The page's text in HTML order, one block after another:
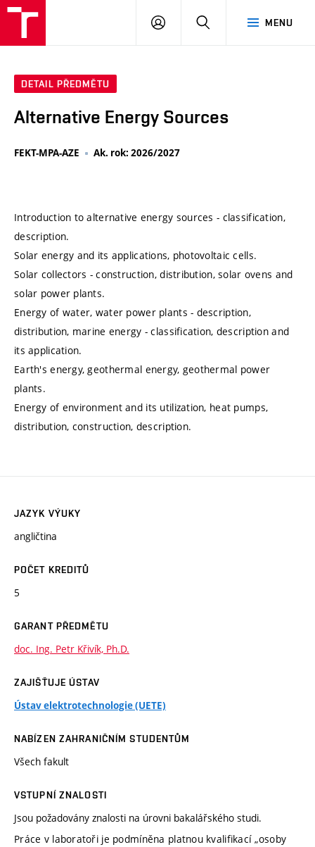
MENU
PŘIHLÁSIT
DETAIL PŘEDMĚTU
Alternative Energy Sources
FEKT-MPA-AZE Ak. rok: 2026/2027
Introduction to alternative energy sources - classification,
description.
Solar energy and its applications, photovoltaic cells.
Solar collectors - construction, distribution, solar ovens and
solar power plants.
Energy of water, water power plants - description,
distribution, marine energy - classification, description and
its application.
Earth's energy, geothermal energy, geothermal power
plants.
Energy of environment and its utilization, heat pumps,
distribution, construction, description.
JAZYK VÝUKY
angličtina
POČET KREDITŮ
5
GARANT PŘEDMĚTU
doc. Ing. Petr Křivík, Ph.D.
ZAJIŠŤUJE ÚSTAV
Ústav elektrotechnologie (UETE)
NABÍZEN ZAHRANIČNÍM STUDENTŮM
Všech fakult
VSTUPNÍ ZNALOSTI
Jsou požadovány znalosti na úrovni bakalářského studi.
Práce v laboratoři je podmíněna platnou kvalifikací „osoby